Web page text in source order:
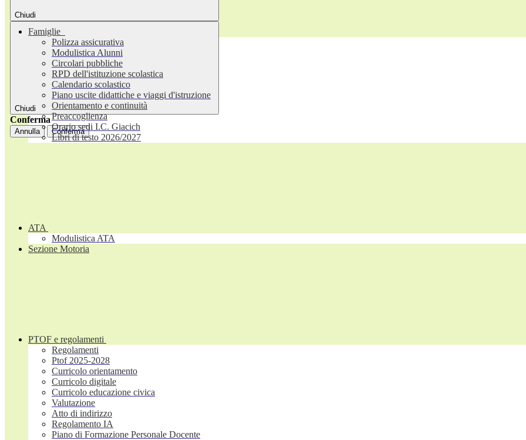
Chiudi
Chiudi
Conferma
Annulla Conferma
Famiglie
Polizza assicurativa
Modulistica Alunni
Circolari pubbliche
RPD dell'istituzione scolastica
Calendario scolastico
Piano uscite didattiche e viaggi d'istruzione
Orientamento e continuità
Preaccoglienza
Orario sedi I.C. Giacich
Libri di testo 2026/2027
ATA
Modulistica ATA
Sezione Motoria
PTOF e regolamenti
Regolamenti
Ptof 2025-2028
Curricolo orientamento
Curricolo digitale
Curricolo educazione civica
Valutazione
Atto di indirizzo
Regolamento IA
Piano di Formazione Personale Docente